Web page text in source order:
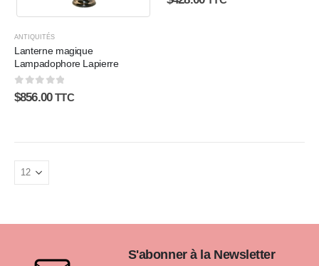
ANTIQUITÉS
Lanterne magique
Lampadophore Lapierre
0sur 5
$856.00 TTC
S'abonner à la Newsletter